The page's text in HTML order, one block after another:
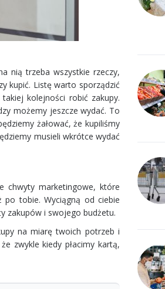
nią trzeba wszystkie rzeczy,
kupić. Listę warto sporządzić
kolejności robić zakupy.
możemy jeszcze wydać. To
żałować, że kupiliśmy
musieli wkrótce wydać
chwyty marketingowe, które
po tobie. Wyciągną od ciebie
zakupów i swojego budżetu.
na miarę twoich potrzeb i
zwykle kiedy płacimy kartą,